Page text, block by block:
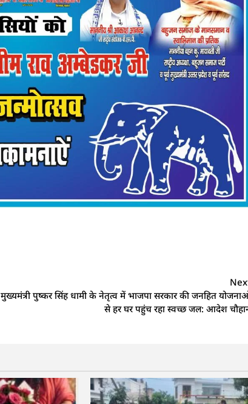
मुख्यमंत्री पुष्कर सिंह धामी के नेतृत्व में भाजपा सरकार की जनहित
से हर घर पहुंच रहा स्वच्छ जल: आदेश